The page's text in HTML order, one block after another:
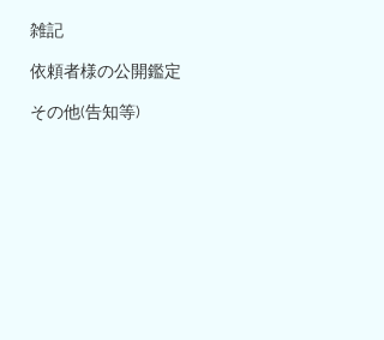
雑記
依頼者様の公開鑑定
その他(告知等)